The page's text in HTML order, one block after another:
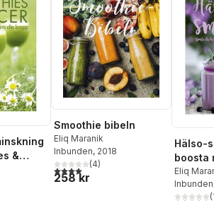
&
kropp
Smoothie bibeln
Eliq Maranik
Inbunden, 2018
4,0utav 5 stjärnor. Totalt antal röster:
(4)
258 kr
Hälso-
boosta
Eliq
Inbunden
(